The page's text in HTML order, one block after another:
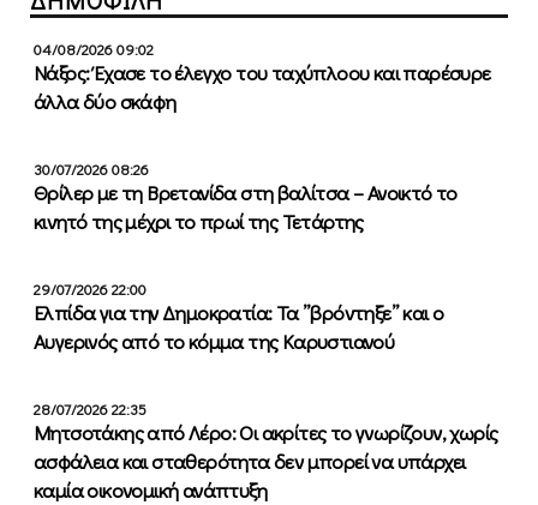
04/08/2026 09:02
Νάξος: Έχασε το έλεγχο του ταχύπλοου και παρέσυρε
άλλα δύο σκάφη
30/07/2026 08:26
Θρίλερ με τη Βρετανίδα στη βαλίτσα – Ανοικτό το
κινητό της μέχρι το πρωί της Τετάρτης
29/07/2026 22:00
Ελπίδα για την Δημοκρατία: Τα ”βρόντηξε” και ο
Αυγερινός από το κόμμα της Καρυστιανού
28/07/2026 22:35
Μητσοτάκης από Λέρο: Οι ακρίτες το γνωρίζουν, χωρίς
ασφάλεια και σταθερότητα δεν μπορεί να υπάρχει
καμία οικονομική ανάπτυξη